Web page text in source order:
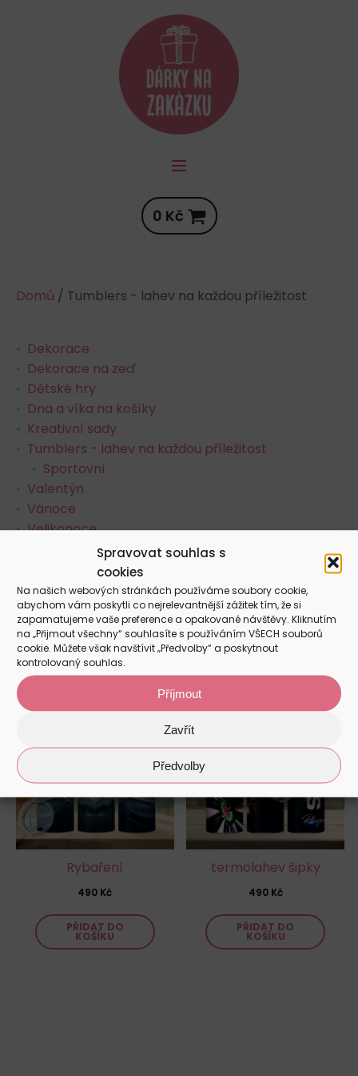
Spravovat souhlas s
cookies
Na našich webových stránkách používáme soubory cookie,
abychom vám poskytli co nejrelevantnější zážitek tím, že si
zapamatujeme vaše preference a opakované návštěvy. Kliknutím
na „Přijmout všechny“ souhlasíte s používáním VŠECH souborů
cookie. Můžete však navštívit „Předvolby“ a poskytnout
kontrolovaný souhlas.
Příjmout
Zavřít
Předvolby
0 Kč
Domů / Tumblers - lahev na každou příležitost
Dekorace
Dekorace na zeď
Dětské hry
Dna a víka na košíky
Kreativní sady
Tumblers - lahev na každou příležitost
Sportovní
Valentýn
Vánoce
Velikonoce
Hledat: HLEDAT
Rybaření
490 Kč
PŘIDAT DO
KOŠÍKU
termolahev šipky
490 Kč
PŘIDAT DO
KOŠÍKU